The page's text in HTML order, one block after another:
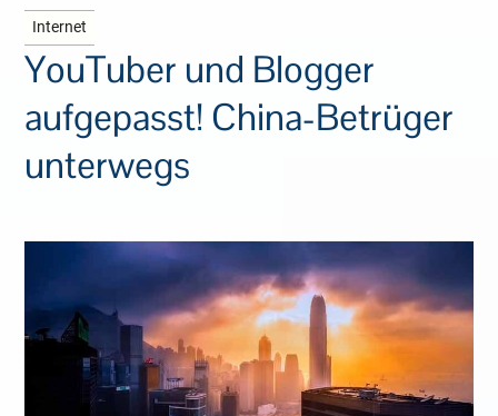
Internet
YouTuber und Blogger
aufgepasst! China-Betrüger
unterwegs